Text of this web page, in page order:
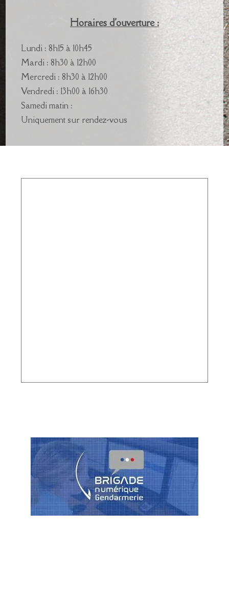
Horaires d'ouverture :
Lundi : 8h15 à 10h45
Mardi : 8h30 à 12h00
Mercredi : 8h30 à 12h00
Vendredi : 13h00 à 16h30
Samedi matin :
Uniquement sur rendez-vous